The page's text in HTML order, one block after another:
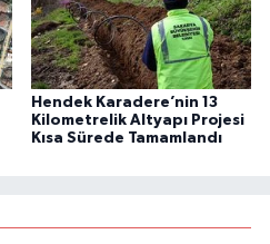
Hendek Karadere’nin 13
Kilometrelik Altyapı Projesi
Kısa Sürede Tamamlandı